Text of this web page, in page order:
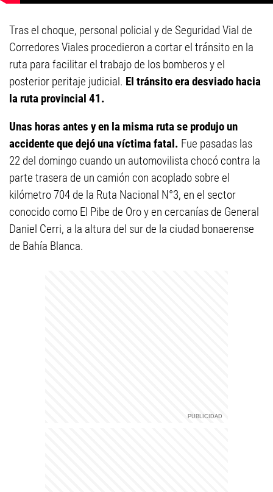
Tras el choque, personal policial y de Seguridad Vial de
Corredores Viales procedieron a cortar el tránsito en la
ruta para facilitar el trabajo de los bomberos y el
posterior peritaje judicial. El tránsito era desviado hacia
la ruta provincial 41.
Unas horas antes y en la misma ruta se produjo un
accidente que dejó una víctima fatal. Fue pasadas las
22 del domingo cuando un automovilista chocó contra la
parte trasera de un camión con acoplado sobre el
kilómetro 704 de la Ruta Nacional N°3, en el sector
conocido como El Pibe de Oro y en cercanías de General
Daniel Cerri, a la altura del sur de la ciudad bonaerense
de Bahía Blanca.